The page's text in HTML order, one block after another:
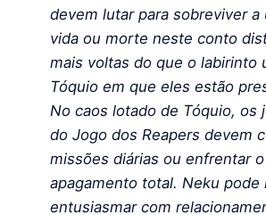
devem lutar para sobreviver a
vida ou morte neste conto
mais voltas do que o labirinto
Tóquio em que eles estão
No caos lotado de Tóquio, os
do Jogo dos Reapers devem
missões diárias ou enfrentar o
apagamento total. Neku pode
entusiasmar com